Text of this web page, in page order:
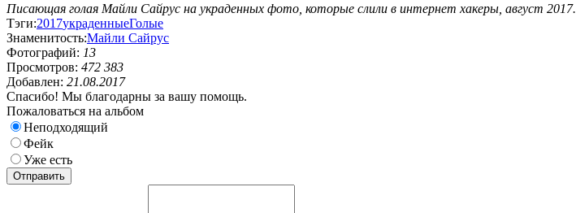
Писающая голая Майли Сайрус на украденных фото, которые слили в интернет хакеры, август 2017.
Тэги:2017украденныеГолые
Знаменитость:Майли Сайрус
Фотографий: 13
Просмотров: 472 383
Добавлен: 21.08.2017
Спасибо! Мы благодарны за вашу помощь.
Пожаловаться на альбом
Неподходящий
Фейк
Уже есть